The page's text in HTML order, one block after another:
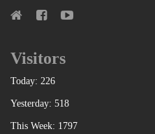
Visitors
Today: 226
Yesterday: 518
This Week: 1797